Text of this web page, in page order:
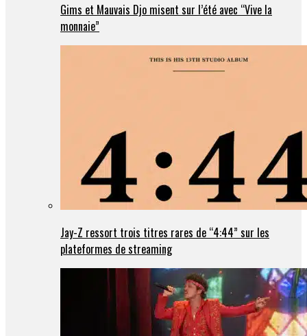
Gims et Mauvais Djo misent sur l’été avec “Vive la
monnaie”
Jay-Z ressort trois titres rares de “4:44” sur les
plateformes de streaming